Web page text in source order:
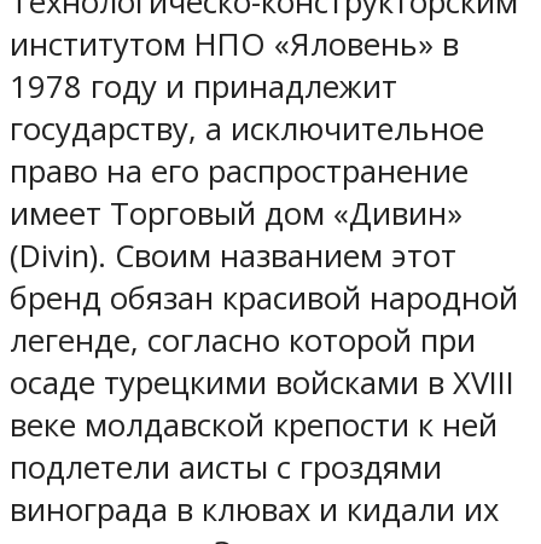
институтом НПО «Яловень» в
1978 году и принадлежит
государству, а исключительное
право на его распространение
имеет Торговый дом «Дивин»
(Divin). Своим названием этот
бренд обязан красивой народной
легенде, согласно которой при
осаде турецкими войсками в XVIII
веке молдавской крепости к ней
подлетели аисты с гроздями
винограда в клювах и кидали их